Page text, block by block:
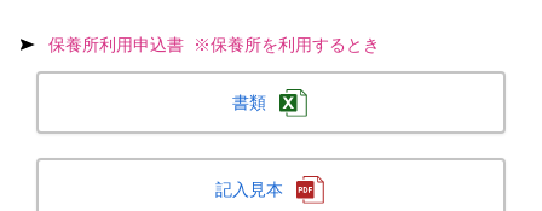
保養所利用申込書 ※保養所を利用するとき
書類
記入見本